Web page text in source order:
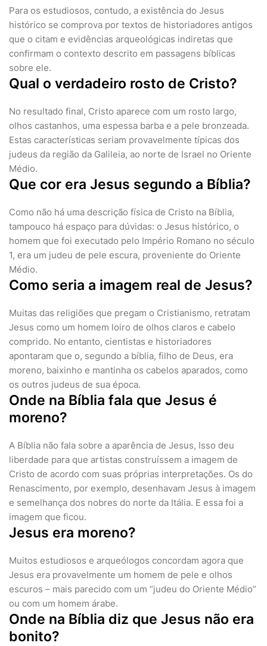
Para os estudiosos, contudo, a existência do Jesus
histórico se comprova por textos de historiadores antigos
que o citam e evidências arqueológicas indiretas que
confirmam o contexto descrito em passagens bíblicas
sobre ele.
Qual o verdadeiro rosto de Cristo?
No resultado final, Cristo aparece com um rosto largo,
olhos castanhos, uma espessa barba e a pele bronzeada.
Estas características seriam provavelmente típicas dos
judeus da região da Galileia, ao norte de Israel no Oriente
Médio.
Que cor era Jesus segundo a Bíblia?
Como não há uma descrição física de Cristo na Bíblia,
tampouco há espaço para dúvidas: o Jesus histórico, o
homem que foi executado pelo Império Romano no século
1, era um judeu de pele escura, proveniente do Oriente
Médio.
Como seria a imagem real de Jesus?
Muitas das religiões que pregam o Cristianismo, retratam
Jesus como um homem loiro de olhos claros e cabelo
comprido. No entanto, cientistas e historiadores
apontaram que o, segundo a bíblia, filho de Deus, era
moreno, baixinho e mantinha os cabelos aparados, como
os outros judeus de sua época.
Onde na Bíblia fala que Jesus é
moreno?
A Bíblia não fala sobre a aparência de Jesus, Isso deu
liberdade para que artistas construíssem a imagem de
Cristo de acordo com suas próprias interpretações. Os do
Renascimento, por exemplo, desenhavam Jesus à imagem
e semelhança dos nobres do norte da Itália. E essa foi a
imagem que ficou.
Jesus era moreno?
Muitos estudiosos e arqueólogos concordam agora que
Jesus era provavelmente um homem de pele e olhos
escuros – mais parecido com um “judeu do Oriente Médio”
ou com um homem árabe.
Onde na Bíblia diz que Jesus não era
bonito?